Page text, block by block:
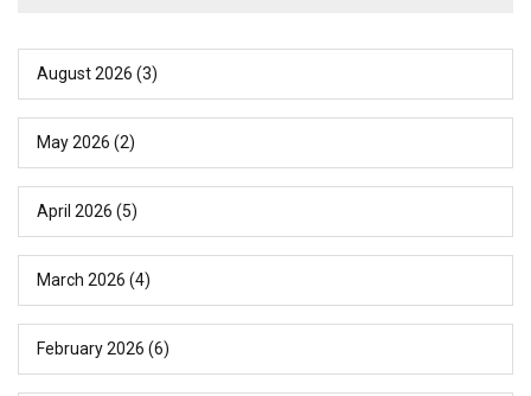
August 2026 (3)
May 2026 (2)
April 2026 (5)
March 2026 (4)
February 2026 (6)